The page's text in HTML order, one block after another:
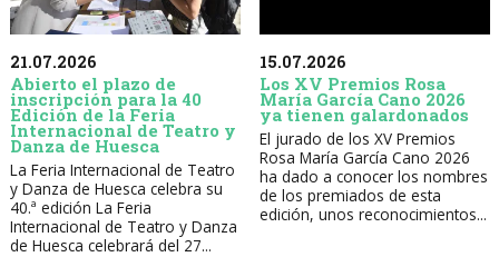
21.07.2026
Abierto el plazo de
inscripción para la 40
Edición de la Feria
Internacional de Teatro y
Danza de Huesca
La Feria Internacional de Teatro
y Danza de Huesca celebra su
40.ª edición La Feria
Internacional de Teatro y Danza
de Huesca celebrará del 27...
15.07.2026
Los XV Premios Rosa
María García Cano 2026
ya tienen galardonados
El jurado de los XV Premios
Rosa María García Cano 2026
ha dado a conocer los nombres
de los premiados de esta
edición, unos reconocimientos...